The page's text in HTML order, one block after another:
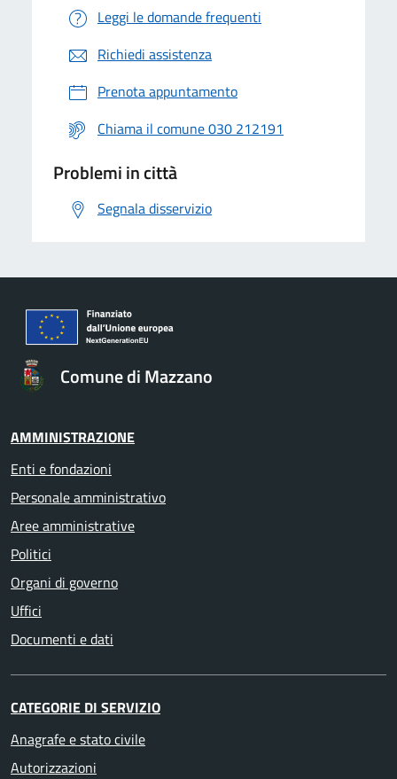
Leggi le domande frequenti
Richiedi assistenza
Prenota appuntamento
Chiama il comune 030 212191
Problemi in città
Segnala disservizio
Comune di Mazzano
AMMINISTRAZIONE
Enti e fondazioni
Personale amministrativo
Aree amministrative
Politici
Organi di governo
Uffici
Documenti e dati
CATEGORIE DI SERVIZIO
Anagrafe e stato civile
Autorizzazioni